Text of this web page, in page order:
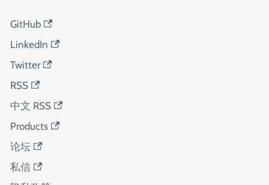
GitHub
LinkedIn
Twitter
RSS
中文 RSS
Products
论坛
私信